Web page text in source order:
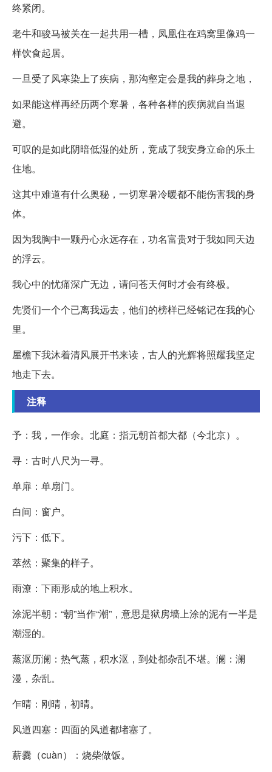
终紧闭。
老牛和骏马被关在一起共用一槽，凤凰住在鸡窝里像鸡一
样饮食起居。
一旦受了风寒染上了疾病，那沟壑定会是我的葬身之地，
如果能这样再经历两个寒暑，各种各样的疾病就自当退
避。
可叹的是如此阴暗低湿的处所，竞成了我安身立命的乐土
住地。
这其中难道有什么奥秘，一切寒暑冷暖都不能伤害我的身
体。
因为我胸中一颗丹心永远存在，功名富贵对于我如同天边
的浮云。
我心中的忧痛深广无边，请问苍天何时才会有终极。
先贤们一个个已离我远去，他们的榜样已经铭记在我的心
里。
屋檐下我沐着清风展开书来读，古人的光辉将照耀我坚定
地走下去。
注释
予：我，一作余。北庭：指元朝首都大都（今北京）。
寻：古时八尺为一寻。
单扉：单扇门。
白间：窗户。
污下：低下。
萃然：聚集的样子。
雨潦：下雨形成的地上积水。
涂泥半朝：“朝”当作“潮”，意思是狱房墙上涂的泥有一半是
潮湿的。
蒸沤历澜：热气蒸，积水沤，到处都杂乱不堪。澜：澜
漫，杂乱。
乍晴：刚晴，初晴。
风道四塞：四面的风道都堵塞了。
薪爨（cuàn）：烧柴做饭。